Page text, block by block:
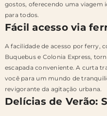
gostos, oferecendo uma viagem
para todos.
Fácil acesso via
A facilidade de acesso por ferry,
Buquebus e Colonia Express,
escapada conveniente. A curta
você para um mundo de
revigorante da agitação urbana.
Delícias de Verão: